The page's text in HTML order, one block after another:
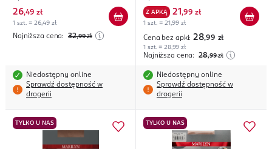
26,49 zł
1 szt. = 26,49 zł
Najniższa cena: 32,99 zł
Niedostępny online
Sprawdź dostępność w
drogerii
Z APKĄ 21 ,99 zł
1 szt. = 21,99 zł
Cena bez apki: 28,99 zł
1 szt. = 28,99 zł
Najniższa cena: 28,99 zł
Niedostępny online
Sprawdź dostępność w
drogerii
TYLKO U NAS TYLKO U NAS